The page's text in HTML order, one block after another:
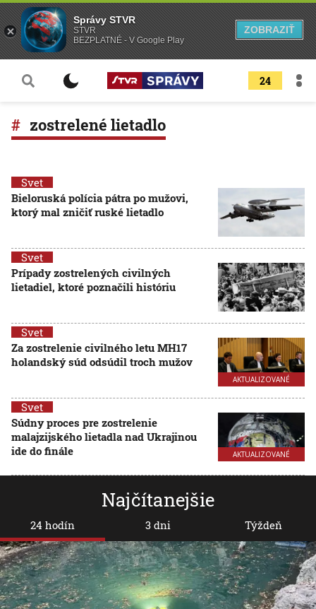
24
zostrelené lietadlo
Svet
Bieloruská polícia pátra po mužovi,
ktorý mal zničiť ruské lietadlo
Svet
Prípady zostrelených civilných
lietadiel, ktoré poznačili históriu
AKTUALIZOVANÉ
Svet
Za zostrelenie civilného letu MH17
holandský súd odsúdil troch mužov
AKTUALIZOVANÉ
Svet
Súdny proces pre zostrelenie
malajzijského lietadla nad Ukrajinou
ide do finále
Najčítanejšie
24 hodín 3 dni Týždeň
Správy STVR
STVR
BEZPLATNÉ - V Google Play
ZOBRAZIŤ